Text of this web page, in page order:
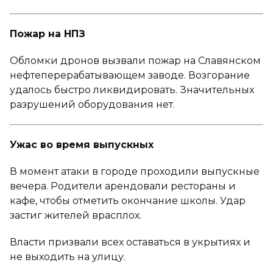
Пожар на НПЗ
Обломки дронов вызвали пожар на Славянском
нефтеперерабатывающем заводе. Возгорание
удалось быстро ликвидировать. Значительных
разрушений оборудования нет.
Ужас во время выпускных
В момент атаки в городе проходили выпускные
вечера. Родители арендовали рестораны и
кафе, чтобы отметить окончание школы. Удар
застиг жителей врасплох.
Власти призвали всех оставаться в укрытиях и
не выходить на улицу.